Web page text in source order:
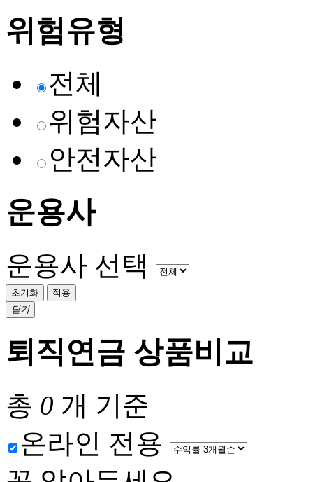
위험유형
전체
위험자산
안전자산
운용사
운용사 선택
초기화
적용
닫기
퇴직연금 상품비교
총 0 개 기준
온라인 전용